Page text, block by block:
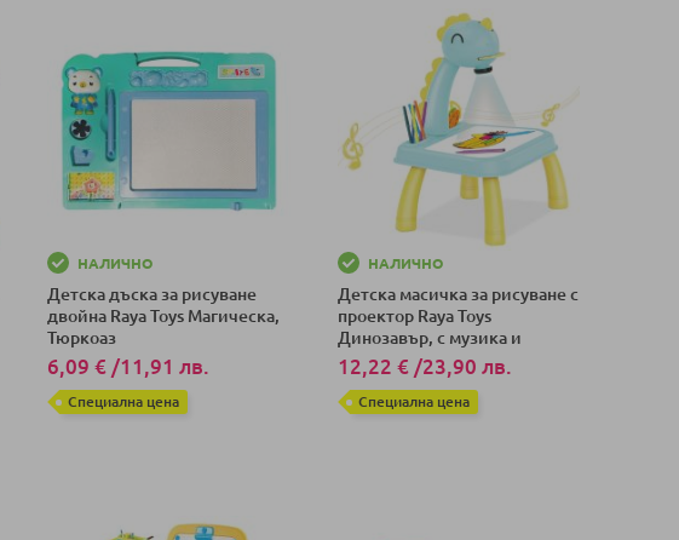
НАЛИЧНО
Детска дъска за рисуване
двойна Raya Toys Магическа,
Тюркоаз
6,09 € /11,91 лв.
Специална цена
НАЛИЧНО
Детска масичка за рисуване с
проектор Raya Toys
Динозавър, с музика и
светлини
12,22 €/23,90 лв.
Специална цена